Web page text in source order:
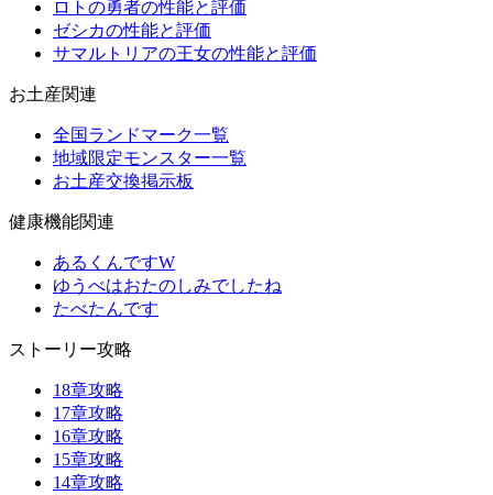
ロトの勇者の性能と評価
ゼシカの性能と評価
サマルトリアの王女の性能と評価
お土産関連
全国ランドマーク一覧
地域限定モンスター一覧
お土産交換掲示板
健康機能関連
あるくんですW
ゆうべはおたのしみでしたね
たべたんです
ストーリー攻略
18章攻略
17章攻略
16章攻略
15章攻略
14章攻略